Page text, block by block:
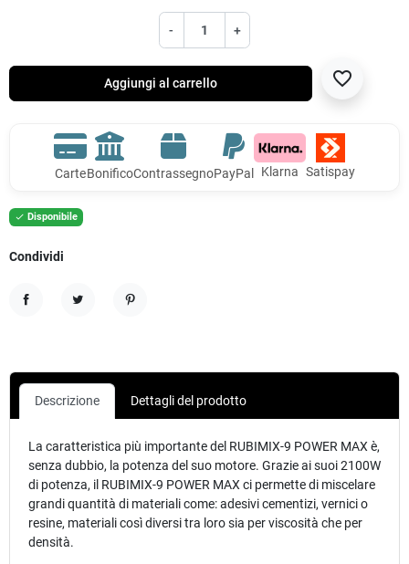
- +
Aggiungi al carrello favorite_border
CarteBonificoContrassegnoPayPal Klarna Satispay
 Disponibile
Condividi
Descrizione Dettagli del prodotto
La caratteristica più importante del RUBIMIX-9 POWER MAX è,
senza dubbio, la potenza del suo motore. Grazie ai suoi 2100W
di potenza, il RUBIMIX-9 POWER MAX ci permette di miscelare
grandi quantità di materiali come: adesivi cementizi, vernici o
resine, materiali così diversi tra loro sia per viscosità che per
densità.